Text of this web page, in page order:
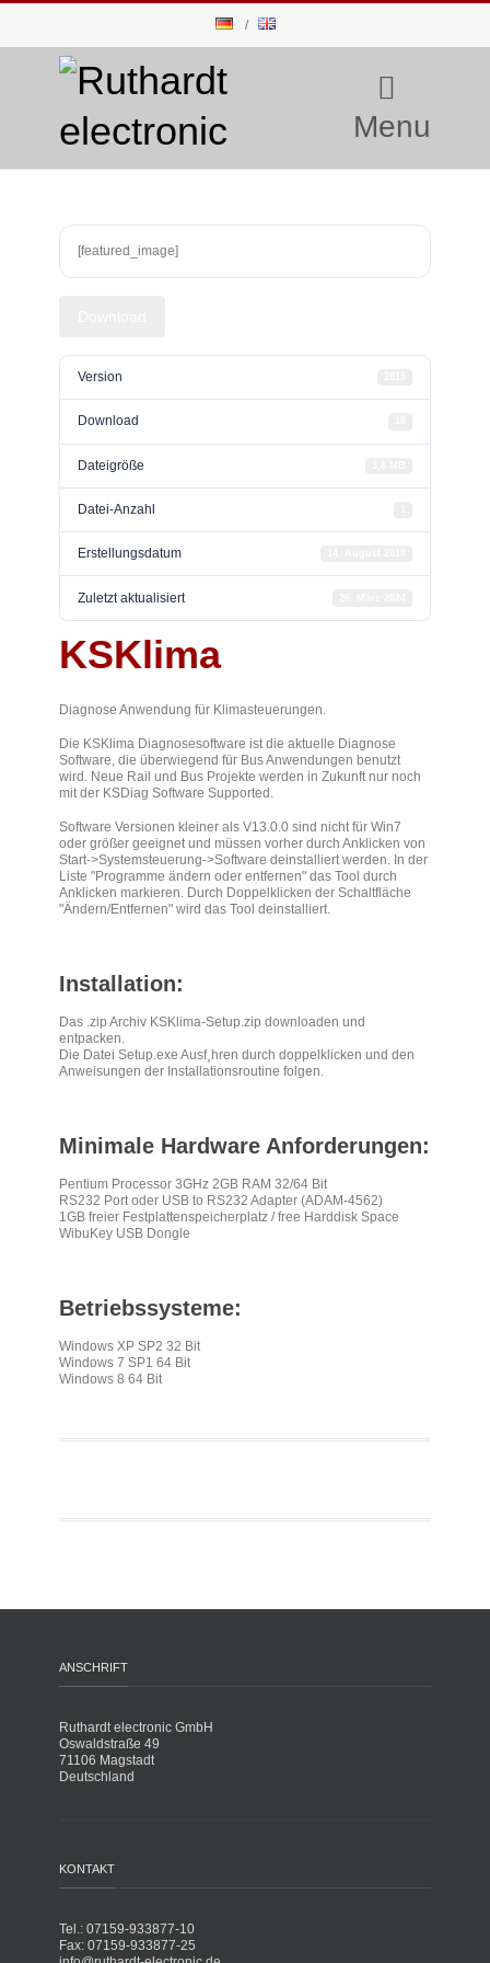
Menu
[featured_image]
Version
Download
Dateigröße
Datei-Anzahl
Erstellungsdatum
Zuletzt aktualisiert
KSKlima
Diagnose Anwendung für Klimasteuerungen.
Die KSKlima Diagnosesoftware ist die aktuelle Diagnose
Software, die überwiegend für Bus Anwendungen benutzt
wird. Neue Rail und Bus Projekte werden in Zukunft nur noch
mit der KSDiag Software Supported.
Software Versionen kleiner als V13.0.0 sind nicht für Win7
oder größer geeignet und müssen vorher durch Anklicken von
Start->Systemsteuerung->Software deinstalliert werden. In der
Liste "Programme ändern oder entfernen" das Tool durch
Anklicken markieren. Durch Doppelklicken der Schaltfläche
"Ändern/Entfernen" wird das Tool deinstalliert.
Installation:
Das .zip Archiv KSKlima-Setup.zip downloaden und
entpacken.
Die Datei Setup.exe Ausf¸hren durch doppelklicken und den
Anweisungen der Installationsroutine folgen.
Minimale Hardware Anforderungen:
Pentium Processor 3GHz 2GB RAM 32/64 Bit
RS232 Port oder USB to RS232 Adapter (ADAM-4562)
1GB freier Festplattenspeicherplatz / free Harddisk Space
WibuKey USB Dongle
Betriebssysteme:
Windows XP SP2 32 Bit
Windows 7 SP1 64 Bit
Windows 8 64 Bit
ANSCHRIFT
Ruthardt electronic GmbH
Oswaldstraße 49
71106 Magstadt
Deutschland
KONTAKT
Tel.: 07159-933877-10
Fax: 07159-933877-25